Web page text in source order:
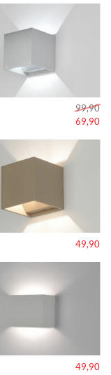
99,90
69,90
49,90
49,90